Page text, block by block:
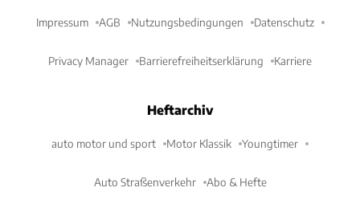
Impressum AGB Nutzungsbedingungen Datenschutz
Privacy Manager Barrierefreiheitserklärung Karriere
Heftarchiv
auto motor und sport Motor Klassik Youngtimer
Auto Straßenverkehr Abo & Hefte